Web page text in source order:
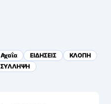
Αχαΐα ΕΙΔΗΣΕΙΣ
ΚΛΟΠΗ
ΣΥΛΛΗΨΗ